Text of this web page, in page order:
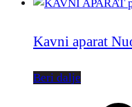
Kavni aparat
Beri dalje